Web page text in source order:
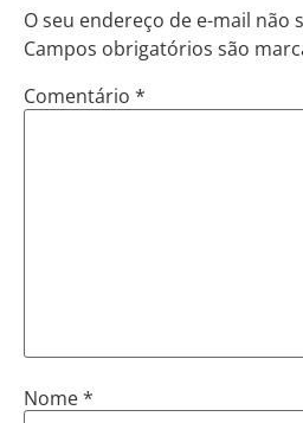
O seu endereço de e-mail não
Campos obrigatórios são
Comentário *
Nome*